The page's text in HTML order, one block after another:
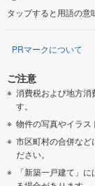
タップすると用語の意
PRマークについて
ご注意
消費税および地方消
す。
物件の写真やイラス
市区町村の合併など
ださい。
「新築一戸建て」